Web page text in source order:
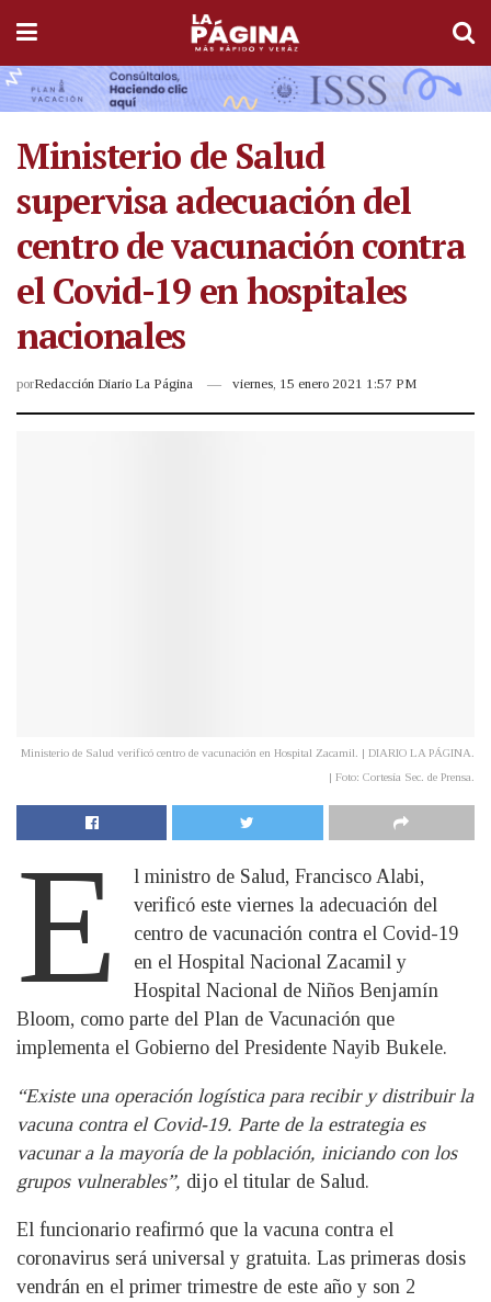
Ministerio de Salud
supervisa adecuación del
centro de vacunación contra
el Covid-19 en hospitales
nacionales
porRedacción Diario La Página viernes, 15 enero 2021 1:57 PM
Ministerio de Salud verificó centro de vacunación en Hospital Zacamil. | DIARIO LA PÁGINA.
| Foto: Cortesía Sec. de Prensa.
E
l ministro de Salud, Francisco Alabi,
verificó este viernes la adecuación del
centro de vacunación contra el Covid-19
en el Hospital Nacional Zacamil y
Hospital Nacional de Niños Benjamín
Bloom, como parte del Plan de Vacunación que
implementa el Gobierno del Presidente Nayib Bukele.
“Existe una operación logística para recibir y distribuir la
vacuna contra el Covid-19. Parte de la estrategia es
vacunar a la mayoría de la población, iniciando con los
grupos vulnerables”, dijo el titular de Salud.
El funcionario reafirmó que la vacuna contra el
coronavirus será universal y gratuita. Las primeras dosis
vendrán en el primer trimestre de este año y son 2